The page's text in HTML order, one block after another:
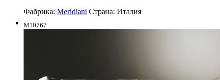
Фабрика: Meridiani Страна: Италия
M10767